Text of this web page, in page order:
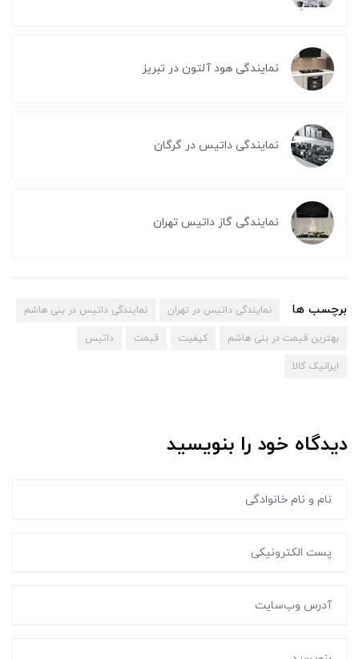
نمایندگی هود آلتون در تبریز
نمایندگی داتیس در گرگان
نمایندگی گاز داتیس تهران
برچسب ها نمایندگی داتیس در تهران نمایندگی داتیس در بنی هاشم
بهترین قیمت در بنی هاشم کیفیت قیمت داتیس
ایرانیک کالا
دیدگاه خود را بنویسید